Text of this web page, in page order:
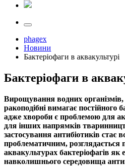
phagex
Новини
Бактеріофаги в аквакультурі
Бактеріофаги в
Вирощування водних
ракоподібні вимагає постійного
адже хвороби є проблемою для
для інших напрямків
застосування антибіотиків стає
проблематичним, розглядається
аквакультурах бактеріофагів як
навколишнього середовища